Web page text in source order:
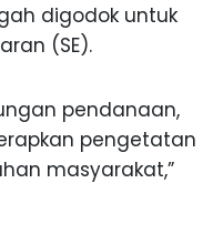
digodok untuk
(SE).
pendanaan,
pengetatan
masyarakat,”